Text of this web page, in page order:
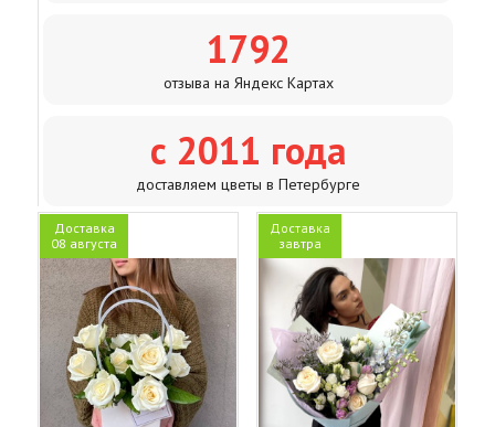
1792
отзыва на Яндекс Картах
с 2011 года
доставляем цветы в Петербурге
Доставка
08 августа
Доставка
завтра